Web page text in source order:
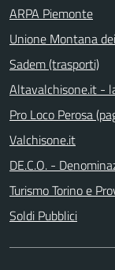
ARPA Piemonte
Unione Montana
Sadem (trasporti)
Altavalchisone.it -
Pro Loco Perosa
Valchisone.it
DE.C.O. -
Turismo Torino e
Soldi Pubblici